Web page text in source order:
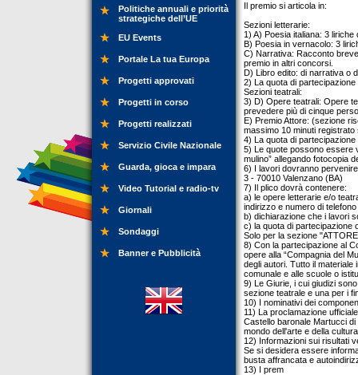
Politiche annuali e priorità
strategiche dell’UE
EU Events
Portale La tua Europa
Progetti approvati
Progetti in corso
Progetti realizzati
Servizio Civile Nazionale
Guarda, gioca e impara
Video Tutorial e radio-tv
Giornali
Sondaggi
Banner e Pubblicità
Il premio si articola in:
Sezioni letterarie:
1) A) Poesia italiana: 3
B) Poesia in vernacolo: 3
C) Narrativa: Racconto
premio in altri concorsi.
D) Libro edito: di narrativa o
2) La quota di
Sezioni teatrali:
3) D) Opere teatrali: Opere
prevedere più di cinque
E) Premio Attore: (sezione
massimo 10 minuti registrato
4) La quota di
5) Le quote possono essere
mulino” allegando fotocopia
6) I lavori dovranno
3 - 70010 Valenzano (BA)
7) Il plico dovrà contenere:
a) le opere letterarie e/o
indirizzo e numero di
b) dichiarazione che i lavori
c) la quota di partecipazione
Solo per la sezione
8) Con la partecipazione al
opere alla “Compagnia del
degli autori. Tutto il
comunale e alle scuole o
9) Le Giurie, i cui giudizi
sezione teatrale e una per i
10) I nominativi dei
11) La proclamazione
Castello baronale Martucci
mondo dell'arte e della
12) Informazioni sui risultati
Se si desidera essere
busta affrancata e
13) I prem